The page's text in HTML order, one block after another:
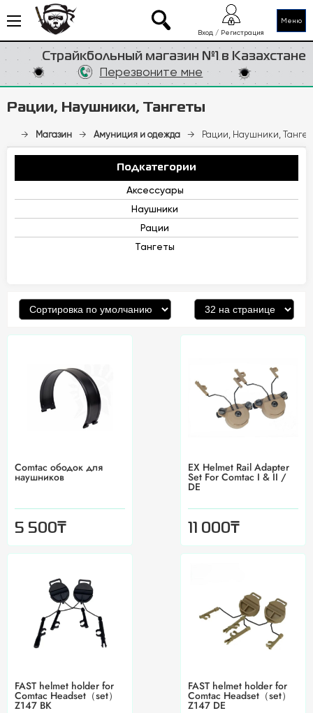
Меню
Страйкбольный магазин №1 в Казахстане
Вход / Регистрация
Перезвоните мне
Рации, Наушники, Тангеты
→ Магазин → Амуниция и одежда → Рации, Наушники,
Подкатегории
Аксессуары
Наушники
Рации
Тангеты
Comtac ободок для
наушников
5 500₸
EX Helmet Rail Adapter
Set For Comtac I & II /
DE
11 000₸
FAST helmet holder for
Comtac Headset（set）
Z147 BK
FAST helmet holder for
Comtac Headset（set）
Z147 DE